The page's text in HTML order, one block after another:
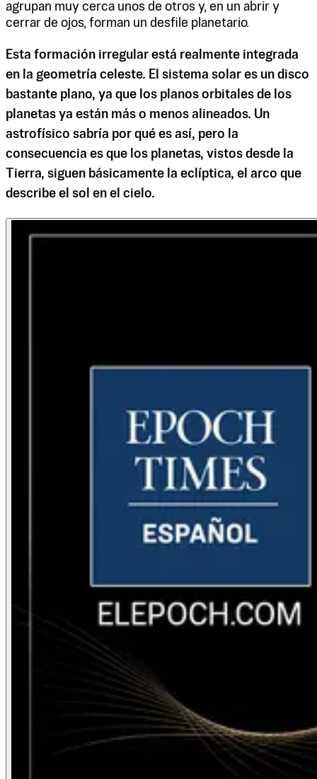
agrupan muy cerca unos de otros y, en un abrir y
cerrar de ojos, forman un desfile planetario.
Esta formación irregular está realmente integrada
en la geometría celeste. El sistema solar es un disco
bastante plano, ya que los planos orbitales de los
planetas ya están más o menos alineados. Un
astrofísico sabría por qué es así, pero la
consecuencia es que los planetas, vistos desde la
Tierra, siguen básicamente la eclíptica, el arco que
describe el sol en el cielo.